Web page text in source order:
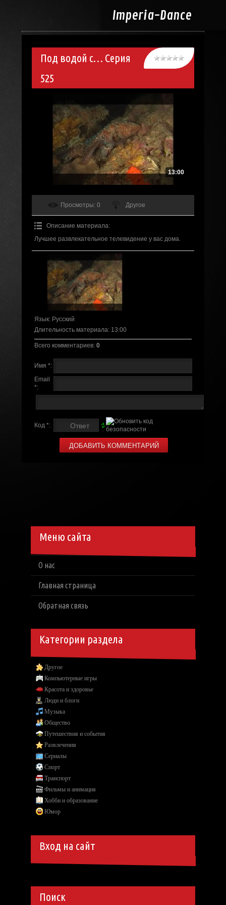
Imperia-Dance
Под водой с… Серия
525
13:00
Просмотры: 0 Другое
Описание материала:
Лучшее развлекательное телевидение у вас дома.
Язык: Русский
Длительность материала: 13:00
Всего комментариев: 0
Имя *:
Email
*:
Код *:
Меню сайта
О нас
Главная страница
Обратная связь
Категории раздела
Другое
Компьютерные игры
Красота и здоровье
Люди и блоги
Музыка
Общество
Путешествия и события
Развлечения
Сериалы
Спорт
Транспорт
Фильмы и анимация
Хобби и образование
Юмор
Вход на сайт
Поиск